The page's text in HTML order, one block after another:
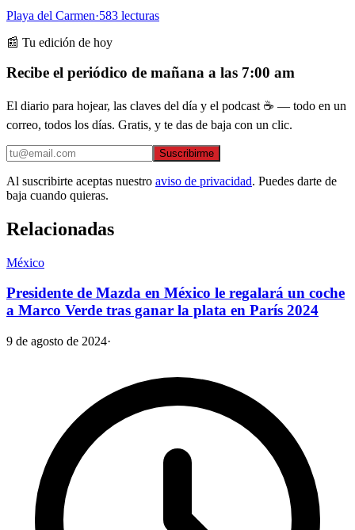
Playa del Carmen·583 lecturas
📰 Tu edición de hoy
Recibe el periódico de mañana a las 7:00 am
El diario para hojear, las claves del día y el podcast ☕ — todo en un
correo, todos los días. Gratis, y te das de baja con un clic.
Suscribirme
Al suscribirte aceptas nuestro aviso de privacidad. Puedes darte de
baja cuando quieras.
Relacionadas
México
Presidente de Mazda en México le regalará un coche
a Marco Verde tras ganar la plata en París 2024
9 de agosto de 2024·